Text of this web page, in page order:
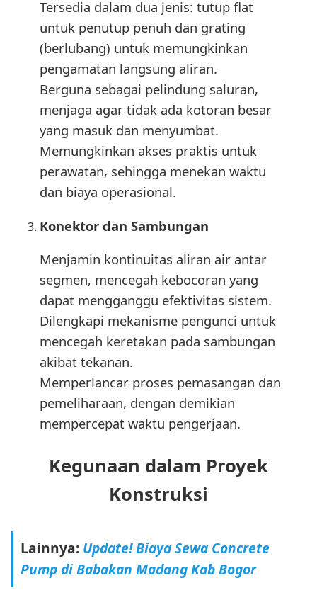
Tersedia dalam dua jenis: tutup flat
untuk penutup penuh dan grating
(berlubang) untuk memungkinkan
pengamatan langsung aliran.
Berguna sebagai pelindung saluran,
menjaga agar tidak ada kotoran besar
yang masuk dan menyumbat.
Memungkinkan akses praktis untuk
perawatan, sehingga menekan waktu
dan biaya operasional.
Konektor dan Sambungan
Menjamin kontinuitas aliran air antar
segmen, mencegah kebocoran yang
dapat mengganggu efektivitas sistem.
Dilengkapi mekanisme pengunci untuk
mencegah keretakan pada sambungan
akibat tekanan.
Memperlancar proses pemasangan dan
pemeliharaan, dengan demikian
mempercepat waktu pengerjaan.
Kegunaan dalam Proyek
Konstruksi
Lainnya: Update! Biaya Sewa Concrete
Pump di Babakan Madang Kab Bogor